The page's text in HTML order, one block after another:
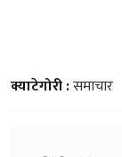
क्याटेगोरी :समाचार